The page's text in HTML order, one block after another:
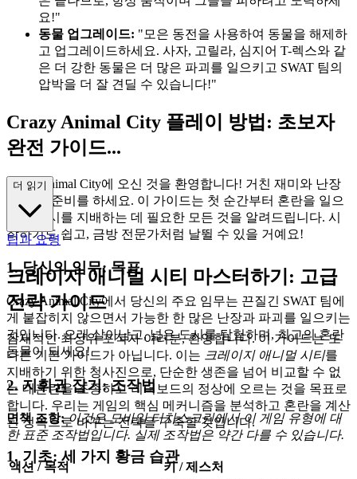
요!"
동물 업그레이드: "모은 동전을 사용하여 동물을 해제하
고 업그레이드하세요. 사자, 고릴라, 심지어 T-렉스와 같
은 더 강한 동물은 더 많은 파괴를 일으키고 SWAT 팀의
압박을 더 잘 견딜 수 있습니다!"
Crazy Animal City 플레이 방법: 초보자
완전 가이드...
Crazy Animal City에 오신 것을 환영합니다! 거친 재미와 난장
을 즐길 준비를 하세요. 이 가이드는 첫 순간부터 혼란을 일으
키고 도시를 지배하는 데 필요한 모든 것을 알려드립니다. 시
작하기도 쉽고, 금방 전문가처럼 날뛸 수 있을 거예요!
1. 당신의 임무: 목표
Crazy Animal City에서 당신의 주요 임무는 끈질긴 SWAT 팀에
게 붙잡히지 않으면서 가능한 한 많은 난장과 파괴를 일으키는
것입니다. 오래 살아남고, 넓은 도시를 탐험하며, 최고의 혼란
동물이 되세요!
2. 지휘권 잡기: 조작법
면책 조항: 이것은 모바일 터치스크린에서 이 게임 유형에 대
한 표준 조작법입니다. 실제 조작법은 약간 다를 수 있습니다.
액션 / 목적
키 / 제스처
더 읽기
팁과 요령
크레이지 애니멀 시티 마스터하기: 고급
전략 가이드
잠재적인 최상위 포식자 여러분, 환영합니다. 이 가이드는 또
다른 기본 가이드가 아닙니다. 이는 크레이지 애니멀 시티를
지배하기 위한 청사진으로, 단순한 생존을 넘어 비교할 수 없
는 대혼란을 조종하고 리더보드의 정상에 오르는 것을 목표로
합니다. 우리는 게임의 핵심 메커니즘을 분석하고 혼란을 계산
된 정복으로 바꾸는 전략을 구축할 것입니다.
1. 기초: 세 가지 황금 습관